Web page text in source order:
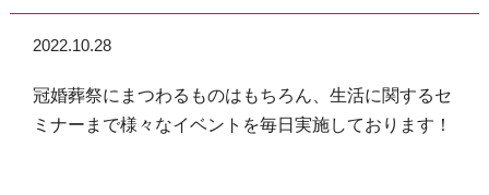
2022.10.28
冠婚葬祭にまつわるものはもちろん、生活に関するセ
ミナーまで様々なイベントを毎日実施しております！